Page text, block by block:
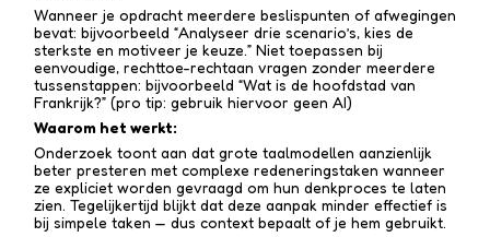
Wanneer je opdracht meerdere beslispunten of afwegingen
bevat: bijvoorbeeld “Analyseer drie scenario’s, kies de
sterkste en motiveer je keuze.” Niet toepassen bij
eenvoudige, rechttoe-recht­aan vragen zonder meerdere
tussen­stappen: bijvoorbeeld “Wat is de hoofdstad van
Frankrijk?” (pro tip: gebruik hiervoor geen AI)
Waarom het werkt:
Onderzoek toont aan dat grote taalmodellen aanzienlijk
beter presteren met complexe redenerings­taken wanneer
ze expliciet worden gevraagd om hun denkproces te laten
zien. Tegelijkertijd blijkt dat deze aanpak minder effectief is
bij simpele taken — dus context bepaalt of je hem gebruikt.